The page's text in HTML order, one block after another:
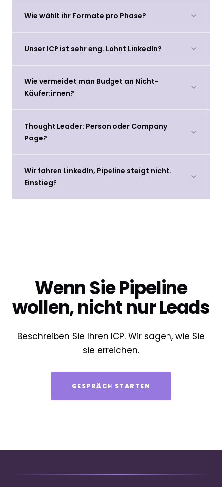
Wie wählt ihr Formate pro Phase?
Unser ICP ist sehr eng. Lohnt LinkedIn?
Wie vermeidet man Budget an Nicht-
Käufer:innen?
Thought Leader: Person oder Company
Page?
Wir fahren LinkedIn, Pipeline steigt nicht.
Einstieg?
Wenn Sie Pipeline
wollen, nicht nur Leads
Beschreiben Sie Ihren ICP. Wir sagen, wie Sie
sie erreichen.
GESPRÄCH STARTEN